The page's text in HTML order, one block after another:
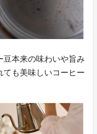
豆本来の味わいや旨み
ても美味しいコーヒー